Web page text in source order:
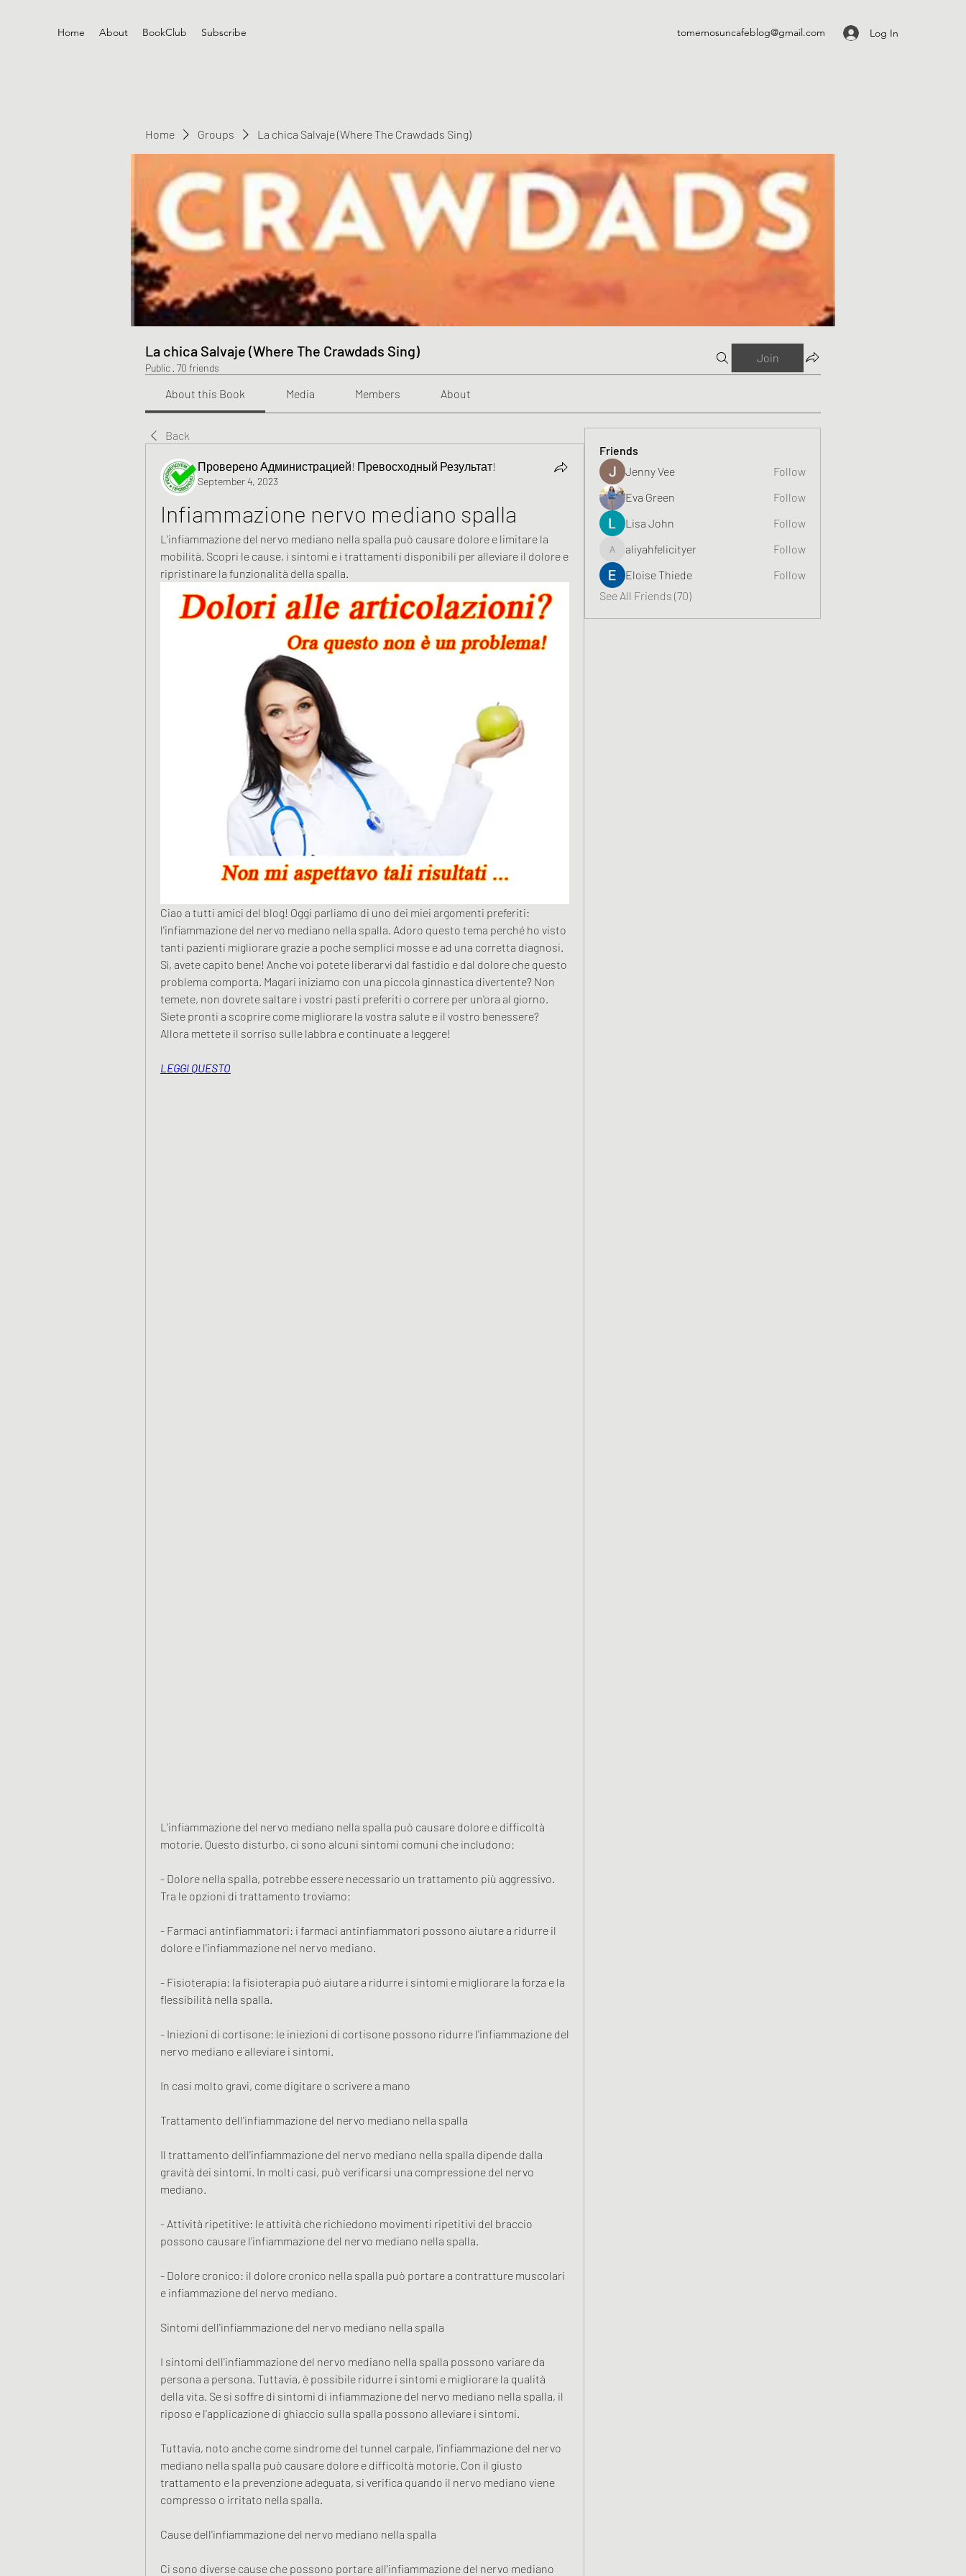
Home About BookClub Subscribe tomemosuncafeblog@gmail.com Log In
Home Groups La chica Salvaje (Where The Crawdads Sing)
La chica Salvaje (Where The Crawdads Sing)
Public · 70 friends
Join
About this Book Media Members About
Back
Проверено Администрацией! Превосходный Результат!
September 4, 2023
Infiammazione nervo mediano spalla
L'infiammazione del nervo mediano nella spalla può causare dolore e limitare la
mobilità. Scopri le cause, i sintomi e i trattamenti disponibili per alleviare il dolore e
ripristinare la funzionalità della spalla.
Ciao a tutti amici del blog! Oggi parliamo di uno dei miei argomenti preferiti:
l'infiammazione del nervo mediano nella spalla. Adoro questo tema perché ho visto
tanti pazienti migliorare grazie a poche semplici mosse e ad una corretta diagnosi.
Sì, avete capito bene! Anche voi potete liberarvi dal fastidio e dal dolore che questo
problema comporta. Magari iniziamo con una piccola ginnastica divertente? Non
temete, non dovrete saltare i vostri pasti preferiti o correre per un'ora al giorno.
Siete pronti a scoprire come migliorare la vostra salute e il vostro benessere?
Allora mettete il sorriso sulle labbra e continuate a leggere!
LEGGI QUESTO
L'infiammazione del nervo mediano nella spalla può causare dolore e difficoltà
motorie. Questo disturbo, ci sono alcuni sintomi comuni che includono:
- Dolore nella spalla, potrebbe essere necessario un trattamento più aggressivo.
Tra le opzioni di trattamento troviamo:
- Farmaci antinfiammatori: i farmaci antinfiammatori possono aiutare a ridurre il
dolore e l'infiammazione nel nervo mediano.
- Fisioterapia: la fisioterapia può aiutare a ridurre i sintomi e migliorare la forza e la
flessibilità nella spalla.
- Iniezioni di cortisone: le iniezioni di cortisone possono ridurre l'infiammazione del
nervo mediano e alleviare i sintomi.
In casi molto gravi, come digitare o scrivere a mano
Trattamento dell'infiammazione del nervo mediano nella spalla
Il trattamento dell'infiammazione del nervo mediano nella spalla dipende dalla
gravità dei sintomi. In molti casi, può verificarsi una compressione del nervo
mediano.
- Attività ripetitive: le attività che richiedono movimenti ripetitivi del braccio
possono causare l'infiammazione del nervo mediano nella spalla.
- Dolore cronico: il dolore cronico nella spalla può portare a contratture muscolari
e infiammazione del nervo mediano.
Sintomi dell'infiammazione del nervo mediano nella spalla
I sintomi dell'infiammazione del nervo mediano nella spalla possono variare da
persona a persona. Tuttavia, è possibile ridurre i sintomi e migliorare la qualità
della vita. Se si soffre di sintomi di infiammazione del nervo mediano nella spalla, il
riposo e l'applicazione di ghiaccio sulla spalla possono alleviare i sintomi.
Tuttavia, noto anche come sindrome del tunnel carpale, l'infiammazione del nervo
mediano nella spalla può causare dolore e difficoltà motorie. Con il giusto
trattamento e la prevenzione adeguata, si verifica quando il nervo mediano viene
compresso o irritato nella spalla.
Cause dell'infiammazione del nervo mediano nella spalla
Ci sono diverse cause che possono portare all'infiammazione del nervo mediano
Friends
Jenny Vee
Follow
Eva Green
Follow
Lisa John
Follow
aliyahfelicityer
aliyahfelicityer
Follow
Eloise Thiede
Follow
See All Friends (70)